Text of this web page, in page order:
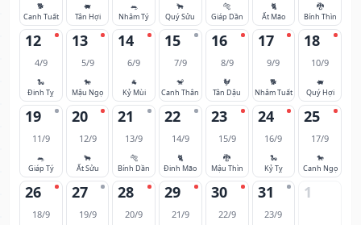
🐕
Canh Tuất
🐖
Tân Hợi
🐀
Nhâm Tý
🐂
Quý Sửu
🐅
Giáp Dần
🐈
Ất Mão
🐉
Bính Thìn
12
4/9
🐍
Đinh Tỵ
13
5/9
🐎
Mậu Ngọ
14
6/9
🐐
Kỷ Mùi
15
7/9
🐒
Canh Thân
16
8/9
🐓
Tân Dậu
17
9/9
🐕
Nhâm Tuất
18
10/9
🐖
Quý Hợi
19
11/9
🐀
Giáp Tý
20
12/9
🐂
Ất Sửu
21
13/9
🐅
Bính Dần
22
14/9
🐈
Đinh Mão
23
15/9
🐉
Mậu Thìn
24
16/9
🐍
Kỷ Tỵ
25
17/9
🐎
Canh Ngọ
26
18/9
27
19/9
28
20/9
29
21/9
30
22/9
31
23/9
1